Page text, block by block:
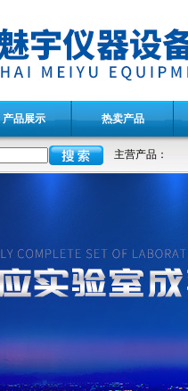
产品展示 热卖产品
主营产品：